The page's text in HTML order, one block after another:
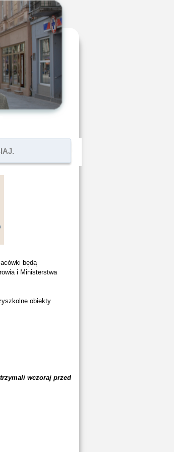
będą
i Ministerstwa
obiekty
wczoraj przed